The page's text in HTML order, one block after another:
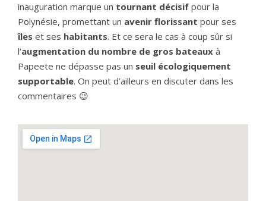
inauguration marque un tournant décisif pour la
Polynésie, promettant un avenir florissant pour ses
îles et ses habitants. Et ce sera le cas à coup sûr si
l’augmentation du nombre de gros bateaux à
Papeete ne dépasse pas un seuil écologiquement
supportable. On peut d’ailleurs en discuter dans les
commentaires 😉